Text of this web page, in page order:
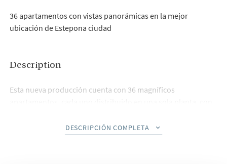
36 apartamentos con vistas panorámicas en la mejor
ubicación de Estepona ciudad
Description
Esta nueva producción cuenta con 36 magníficos
amplias terrazas con vistas panorámicas y totalmente
equipados con cocina equipada, aire acondicionado,
DESCRIPCIÓN COMPLETA